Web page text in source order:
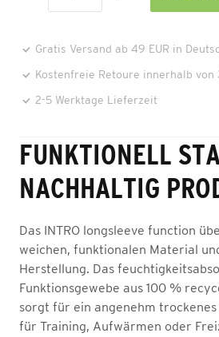
Gratis Versand ab 49 EUR in
Kostenfreie Retoure innerhalb von
2-5 Werktage Lieferzeit
FUNKTIONELL
NACHHALTIG
Das INTRO longsleeve function
weichen, funktionalen Material
Herstellung. Das
Funktionsgewebe aus 100 %
sorgt für ein angenehm trockenes
für Training, Aufwärmen oder